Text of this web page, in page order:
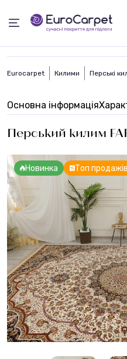
Eurocarpet Килими Перські
Основна інформація
Перський килим
Новинка Топ продажів